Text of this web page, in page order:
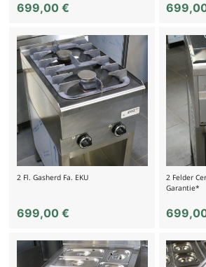
699,00 €
2 Fl. Gasherd Fa. EKU
699,00 €
2 Felder
Garantie*